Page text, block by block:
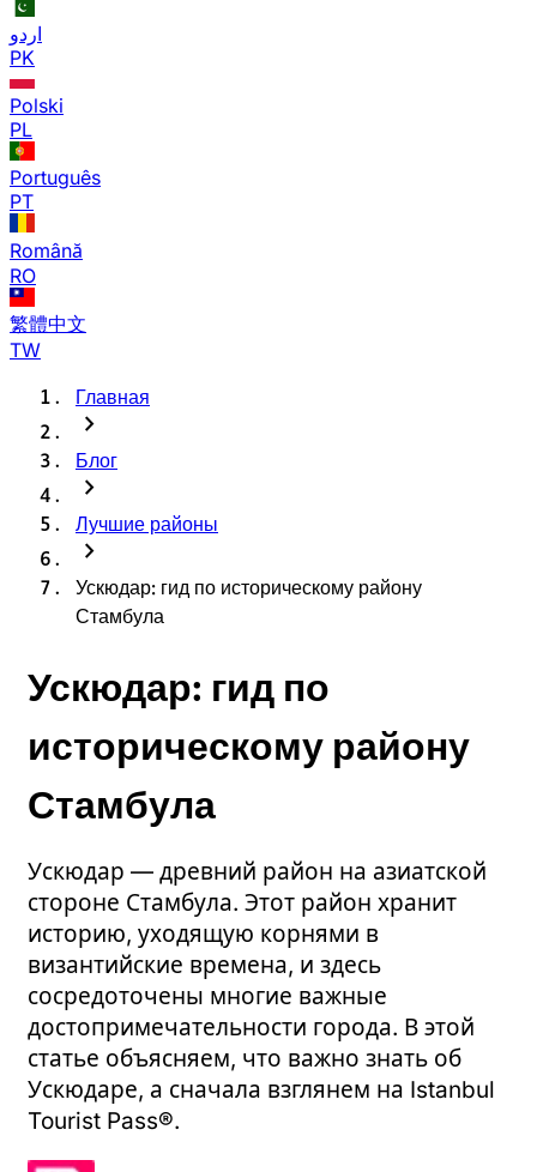
اردو
PK
Polski
PL
Português
PT
Română
RO
繁體中文
TW
Главная
chevron_right
Блог
chevron_right
Лучшие районы
chevron_right
Ускюдар: гид по историческому району
Стамбула
Ускюдар: гид по
историческому району
Стамбула
Ускюдар — древний район на азиатской
стороне Стамбула. Этот район хранит
историю, уходящую корнями в
византийские времена, и здесь
сосредоточены многие важные
достопримечательности города. В этой
статье объясняем, что важно знать об
Ускюдаре, а сначала взглянем на Istanbul
Tourist Pass®.